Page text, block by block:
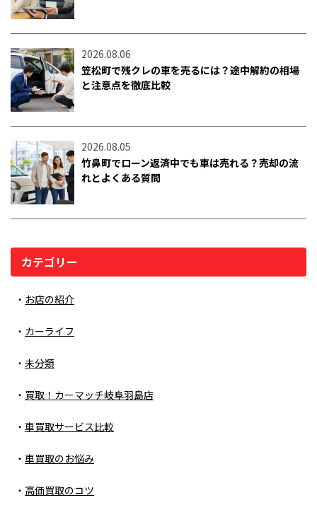
2026.08.06
笠松町で残クレの車を売るには？途中解約の相場
と注意点を徹底比較
2026.08.05
竹鼻町でローン返済中でも車は売れる？売却の流
れとよくある質問
カテゴリー
お店の紹介
カーライフ
未分類
買取！カーマッチ岐阜羽島店
車買取サービス比較
車買取のお悩み
高価買取のコツ